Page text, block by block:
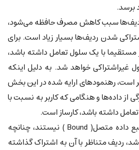
برسد.
ردیف‌ها سبب کاهش مصرف حافظه می‌شود،
شدن ردیف‌ها بسیار زیاد است. برای
مستقیما با یک سلول تعامل داشته باشد،
غیراشتراکی خواهد شد. به دلیل اینکه
است، رهنمودهای ارایه شده در این بخش
از داده‌ها و هنگامی که کاربر به نسبت با
داشته باشد، کارساز است.
در Gridهایی که به منبع داده متصل( Bound ) نیستند، چنانچه
ردیف متناظر با آن به اشتراک گذاشته